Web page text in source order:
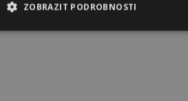
ZOBRAZIT PODROBNOSTI